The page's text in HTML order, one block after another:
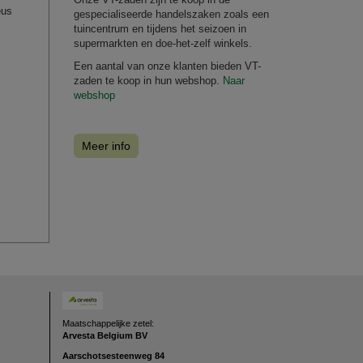
gespecialiseerde handelszaken zoals een
tuincentrum en tijdens het seizoen in
supermarkten en doe-het-zelf winkels.
Een aantal van onze klanten bieden VT-
zaden te koop in hun webshop. Naar
webshop
Meer info
Maatschappelijke zetel:
Arvesta Belgium BV
Aarschotsesteenweg 84